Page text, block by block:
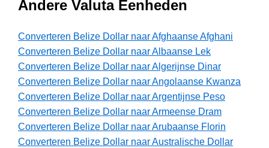
Andere Valuta Eenheden
Converteren Belize Dollar naar Afghaanse Afghani
Converteren Belize Dollar naar Albaanse Lek
Converteren Belize Dollar naar Algerijnse Dinar
Converteren Belize Dollar naar Angolaanse Kwanza
Converteren Belize Dollar naar Argentijnse Peso
Converteren Belize Dollar naar Armeense Dram
Converteren Belize Dollar naar Arubaanse Florin
Converteren Belize Dollar naar Australische Dollar